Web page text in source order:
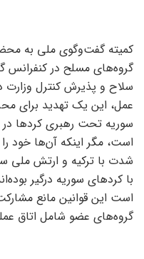
کمیته گفت‌وگوی ملی به
گروه‌های مسلح در
سلاح‌ و پذیرش کنترل
عمل، این یک تهدید برای
سوریه تحت رهبری کردها
است، مگر اینکه آن‌ها خود
شدت با ترکیه و ارتش ملی
با کردهای سوریه درگیر
است این قوانین مانع
گروه‌های عضو شامل اتاق